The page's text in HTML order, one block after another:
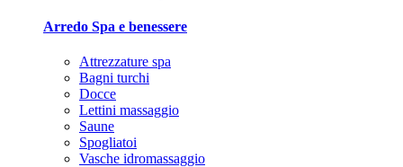
Arredo Spa e benessere
Attrezzature spa
Bagni turchi
Docce
Lettini massaggio
Saune
Spogliatoi
Vasche idromassaggio